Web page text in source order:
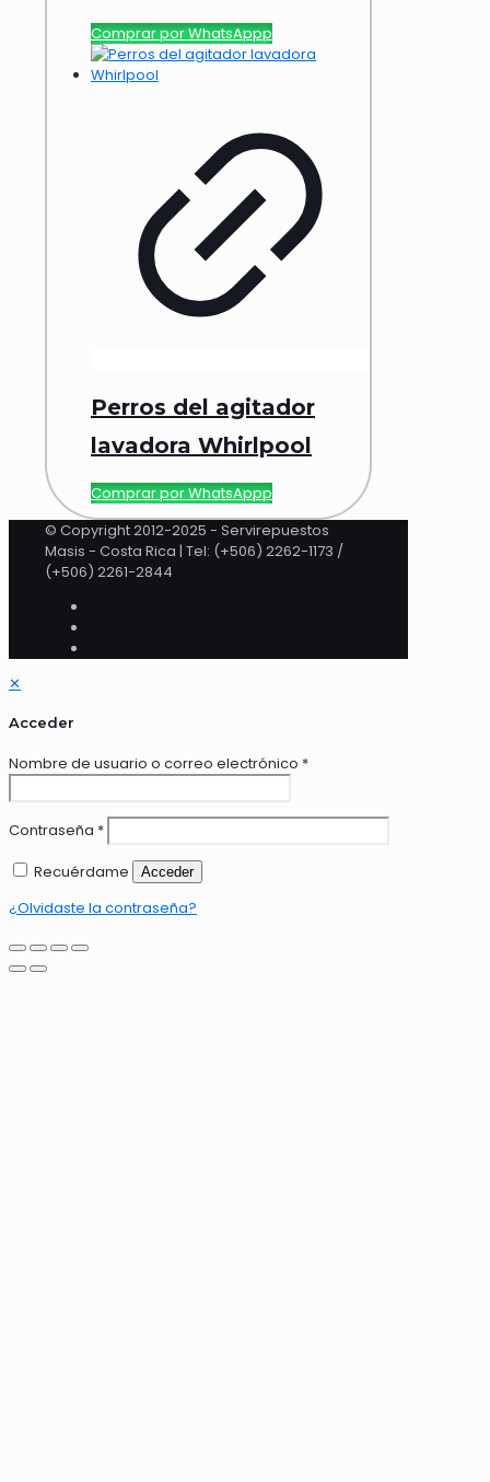
Comprar por WhatsAppp
Perros del agitador
lavadora Whirlpool
Comprar por WhatsAppp
© Copyright 2012-2025 - Servirepuestos
Masis - Costa Rica | Tel: (+506) 2262-1173 /
(+506) 2261-2844
✕
Acceder
Nombre de usuario o correo electrónico *
Contraseña *
Recuérdame
Acceder
¿Olvidaste la contraseña?